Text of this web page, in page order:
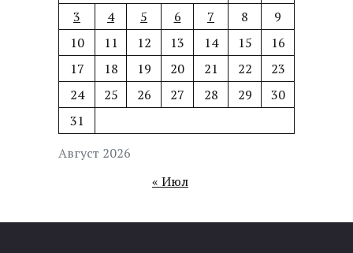
Август 2026
3
4 5 6 7 8
9
10
11 12 13 14 15
16
17
18 19 20 21 22
23
24
25 26 27 28 29
30
31
« Июл